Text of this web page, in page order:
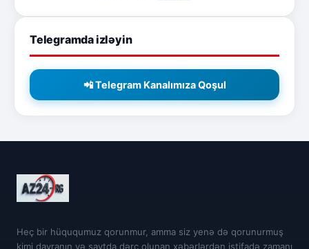
Telegramda izləyin
📲 Telegram Kanalımıza Qoşul
Heç bir hüququmuz qorunmur, amma siz yenə də qorunurmuş
kimi davranın və saytda dərc olunan xəbərlərdən istifadə zamanı